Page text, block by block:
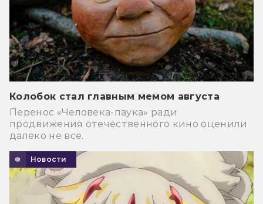
Колобок стал главным мемом августа
Перенос «Человека-паука» ради
продвижения отечественного кино оценили
далеко не все.
Новости